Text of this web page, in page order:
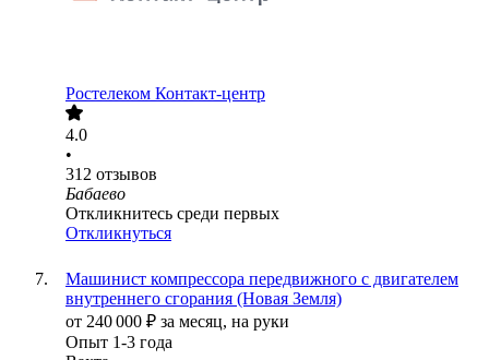
Ростелеком Контакт-центр
4.0
•
312 отзывов
Бабаево
Откликнитесь среди первых
Откликнуться
Машинист компрессора передвижного с двигателем
внутреннего сгорания (Новая Земля)
от 240 000 ₽ за месяц, на руки
Опыт 1-3 года